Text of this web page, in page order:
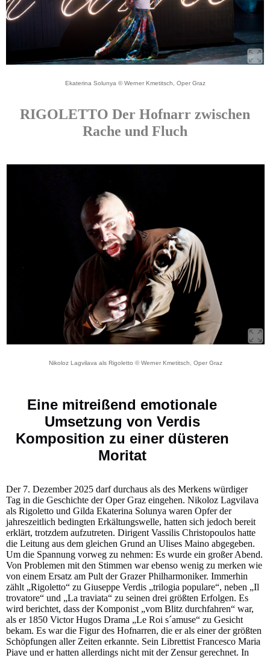
Ekaterina Solunya © Werner Kmetitsch, Oper Graz
RIGOLETTO Der Hofnarr zwischen
Rache und Fluch
Nikoloz Lagvilava als Rigoletto © Werner Kmetitsch, Oper Graz
Eine mitreißend emotionale
Umsetzung von Verdis
Komposition zu einer düsteren
Moritat
Der 7. Dezember 2025 darf durchaus als des Merkens würdiger
Tag in die Geschichte der Oper Graz eingehen. Nikoloz Lagvilava
als Rigoletto und Gilda Ekaterina Solunya waren Opfer der
jahreszeitlich bedingten Erkältungswelle, hatten sich jedoch bereit
erklärt, trotzdem aufzutreten. Dirigent Vassilis Christopoulos hatte
die Leitung aus dem gleichen Grund an Ulises Maino abgegeben.
Um die Spannung vorweg zu nehmen: Es wurde ein großer Abend.
Von Problemen mit den Stimmen war ebenso wenig zu merken wie
von einem Ersatz am Pult der Grazer Philharmoniker. Immerhin
zählt „Rigoletto“ zu Giuseppe Verdis „trilogia populare“, neben „Il
trovatore“ und „La traviata“ zu seinen drei größten Erfolgen. Es
wird berichtet, dass der Komponist „vom Blitz durchfahren“ war,
als er 1850 Victor Hugos Drama „Le Roi s´amuse“ zu Gesicht
bekam. Es war die Figur des Hofnarren, die er als einer der größten
Schöpfungen aller Zeiten erkannte. Sein Librettist Francesco Maria
Piave und er hatten allerdings nicht mit der Zensur gerechnet. In